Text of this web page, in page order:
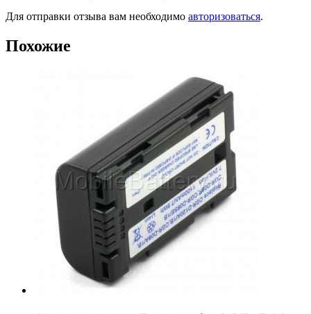
Для отправки отзыва вам необходимо авторизоваться.
Похожие